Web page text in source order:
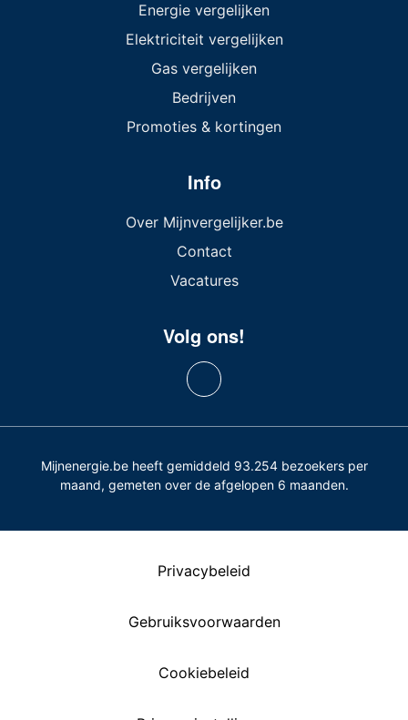
Energie vergelijken
Elektriciteit vergelijken
Gas vergelijken
Bedrijven
Promoties & kortingen
Info
Over Mijnvergelijker.be
Contact
Vacatures
Volg ons!
Mijnenergie.be heeft gemiddeld 93.254 bezoekers per
maand, gemeten over de afgelopen 6 maanden.
Privacybeleid
Gebruiksvoorwaarden
Cookiebeleid